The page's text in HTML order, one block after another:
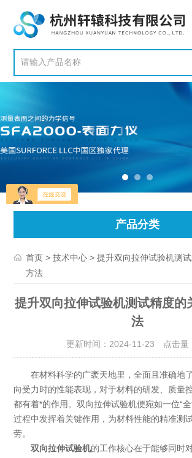
产品分类
首页 >技术中心 > 提升双向拉伸试验机测
方法
提升双向拉伸试验机测试精度的
法
更新时间：2024-11-23 点击量
在材料科学的广袤天地里，全面且准确地
向受力时的性能表现，对于材料的研发、质量
都有着*的作用。双向拉伸试验机便宛如一位“
过程中发挥着关键作用，为材料性能的精准测
劳。
双向拉伸试验机的工作核心在于能够同时